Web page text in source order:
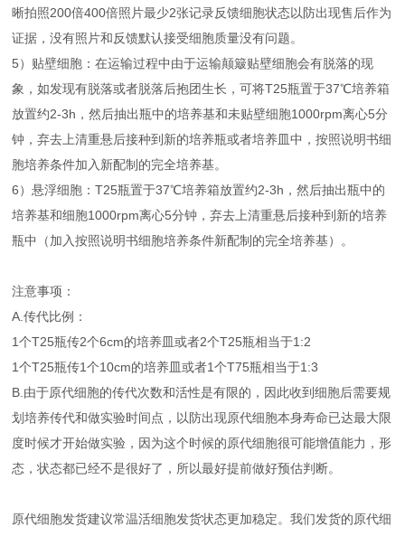
晰拍照200倍400倍照片最少2张记录反馈细胞状态以防出现售后作为
证据，没有照片和反馈默认接受细胞质量没有问题。
5）贴壁细胞：在运输过程中由于运输颠簸贴壁细胞会有脱落的现
象，如发现有脱落或者脱落后抱团生长，可将T25瓶置于37℃培养箱
放置约2-3h，然后抽出瓶中的培养基和未贴壁细胞1000rpm离心5分
钟，弃去上清重悬后接种到新的培养瓶或者培养皿中，按照说明书细
胞培养条件加入新配制的完全培养基。
6）悬浮细胞：T25瓶置于37℃培养箱放置约2-3h，然后抽出瓶中的
培养基和细胞1000rpm离心5分钟，弃去上清重悬后接种到新的培养
瓶中（加入按照说明书细胞培养条件新配制的完全培养基）。
注意事项：
A.传代比例：
1个T25瓶传2个6cm的培养皿或者2个T25瓶相当于1:2
1个T25瓶传1个10cm的培养皿或者1个T75瓶相当于1:3
B.由于原代细胞的传代次数和活性是有限的，因此收到细胞后需要规
划培养传代和做实验时间点，以防出现原代细胞本身寿命已达最大限
度时候才开始做实验，因为这个时候的原代细胞很可能增值能力，形
态，状态都已经不是很好了，所以最好提前做好预估判断。
原代细胞发货建议常温活细胞发货状态更加稳定。我们发货的原代细